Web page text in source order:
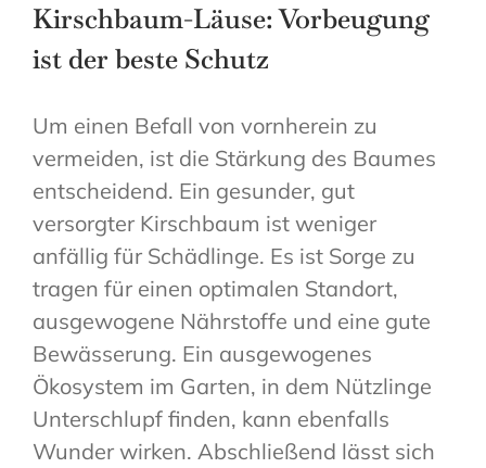
Kirschbaum-Läuse: Vorbeugung
ist der beste Schutz
Um einen Befall von vornherein zu
vermeiden, ist die Stärkung des Baumes
entscheidend. Ein gesunder, gut
versorgter Kirschbaum ist weniger
anfällig für Schädlinge. Es ist Sorge zu
tragen für einen optimalen Standort,
ausgewogene Nährstoffe und eine gute
Bewässerung. Ein ausgewogenes
Ökosystem im Garten, in dem Nützlinge
Unterschlupf finden, kann ebenfalls
Wunder wirken. Abschließend lässt sich